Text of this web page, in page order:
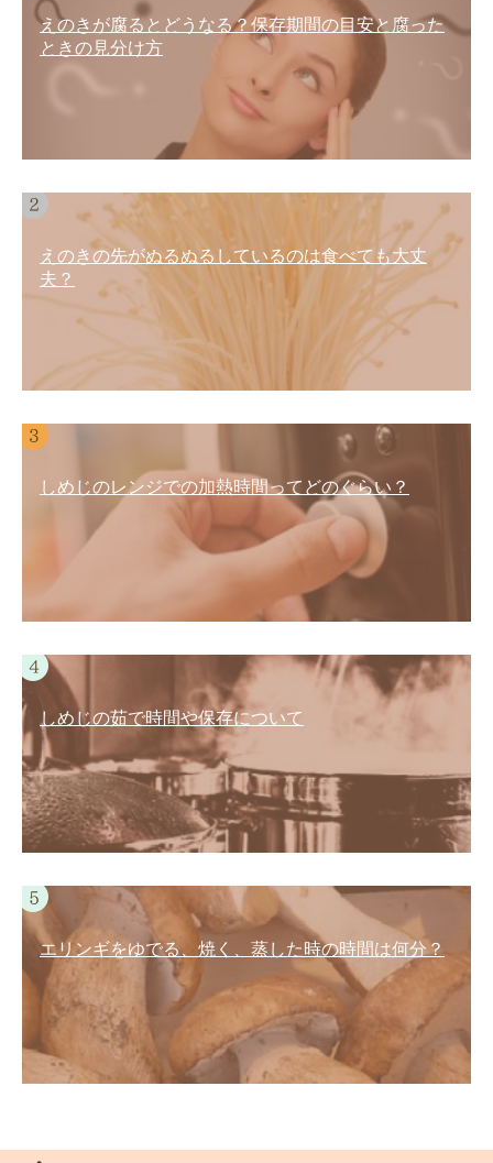
えのきが腐るとどうなる？保存期間の目安と腐った
ときの見分け方
えのきの先がぬるぬるしているのは食べても大丈
夫？
しめじのレンジでの加熱時間ってどのぐらい？
しめじの茹で時間や保存について
エリンギをゆでる、焼く、蒸した時の時間は何分？